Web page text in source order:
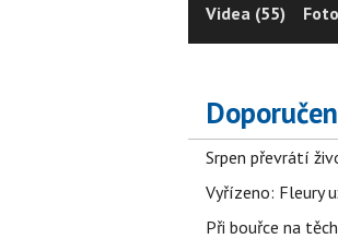
Videa (55)
Srpen převrátí
Vyřízeno: Fleury
Při bouřce na